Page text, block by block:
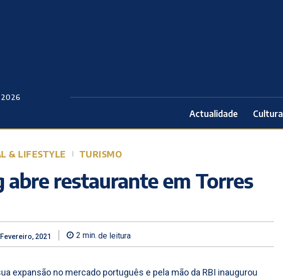
Actualidade Cultura
& LIFESTYLE TURISMO
abre restaurante em Torres
2021 2 min. de leitura
expansão no mercado português e pela mão da RBI inaugurou